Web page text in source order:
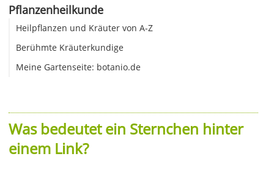
Pflanzenheilkunde
Heilpflanzen und Kräuter von A-Z
Berühmte Kräuterkundige
Meine Gartenseite: botanio.de
Was bedeutet ein Sternchen hinter
einem Link?